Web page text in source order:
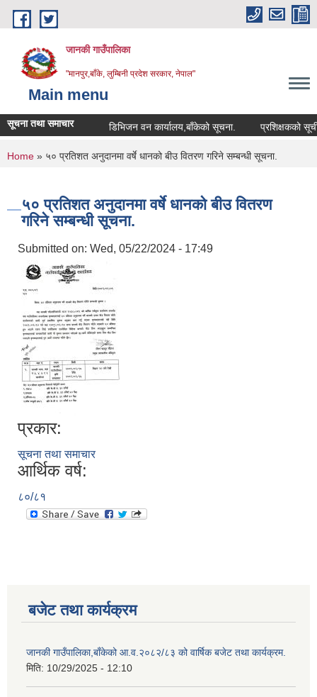
Skip to main content
जानकी गाउँपालिका
"मानपुर,बाँके, लुम्बिनी प्रदेश सरकार, नेपाल"
Main menu
सूचना तथा समाचार डिभिजन वन कार्यालय,बाँकेको सूचना. प्रशिक्षकको सूची
You are here
Home » ५० प्रतिशत अनुदानमा वर्षे धानको बीउ वितरण गरिने सम्बन्धी सूचना.
५० प्रतिशत अनुदानमा वर्षे धानको बीउ वितरण
गरिने सम्बन्धी सूचना.
Submitted on: Wed, 05/22/2024 - 17:49
प्रकार:
सूचना तथा समाचार
आर्थिक वर्ष:
८०/८१
बजेट तथा कार्यक्रम
जानकी गाउँपालिका,बाँकेको आ.व.२०८२/८३ को वार्षिक बजेट तथा कार्यक्रम.
मिति: 10/29/2025 - 12:10